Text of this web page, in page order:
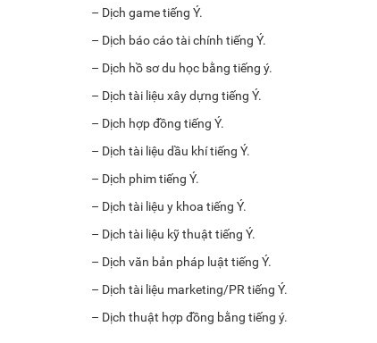
– Dịch game tiếng Ý.
– Dịch báo cáo tài chính tiếng Ý.
– Dịch hồ sơ du học bằng tiếng ý.
– Dịch tài liệu xây dựng tiếng Ý.
– Dịch hợp đồng tiếng Ý.
– Dịch tài liệu dầu khí tiếng Ý.
– Dịch phim tiếng Ý.
– Dịch tài liệu y khoa tiếng Ý.
– Dịch tài liệu kỹ thuật tiếng Ý.
– Dịch văn bản pháp luật tiếng Ý.
– Dịch tài liệu marketing/PR tiếng Ý.
– Dịch thuật hợp đồng bằng tiếng ý.